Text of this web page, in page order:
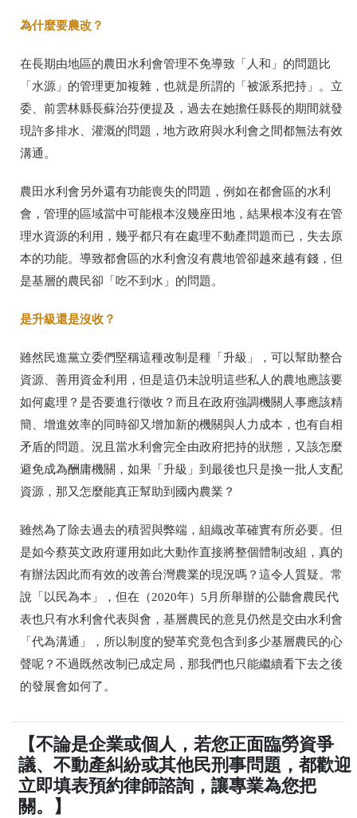
為什麼要農改？
在長期由地區的農田水利會管理不免導致「人和」的問題比
「水源」的管理更加複雜，也就是所謂的「被派系把持」。立
委、前雲林縣長蘇治芬便提及，過去在她擔任縣長的期間就發
現許多排水、灌溉的問題，地方政府與水利會之間都無法有效
溝通。
農田水利會另外還有功能喪失的問題，例如在都會區的水利
會，管理的區域當中可能根本沒幾座田地，結果根本沒有在管
理水資源的利用，幾乎都只有在處理不動產問題而已，失去原
本的功能。導致都會區的水利會沒有農地管卻越來越有錢，但
是基層的農民卻「吃不到水」的問題。
是升級還是沒收？
雖然民進黨立委們堅稱這種改制是種「升級」，可以幫助整合
資源、善用資金利用，但是這仍未說明這些私人的農地應該要
如何處理？是否要進行徵收？而且在政府強調機關人事應該精
簡、增進效率的同時卻又增加新的機關與人力成本，也有自相
矛盾的問題。況且當水利會完全由政府把持的狀態，又該怎麼
避免成為酬庸機關，如果「升級」到最後也只是換一批人支配
資源，那又怎麼能真正幫助到國內農業？
雖然為了除去過去的積習與弊端，組織改革確實有所必要。但
是如今蔡英文政府運用如此大動作直接將整個體制改組，真的
有辦法因此而有效的改善台灣農業的現況嗎？這令人質疑。常
說「以民為本」， 但在（2020年）5月所舉辦的公聽會農民代
表也只有水利會代表與會，基層農民的意見仍然是交由水利會
「代為溝通」，所以制度的變革究竟包含到多少基層農民的心
聲呢？ 不過既然改制已成定局，那我們也只能繼續看下去之後
的發展會如何了。
【不論是企業或個人，若您正面臨勞資爭
議、不動產糾紛或其他民刑事問題，都歡迎
立即填表預約律師諮詢，讓專業為您把
關。】